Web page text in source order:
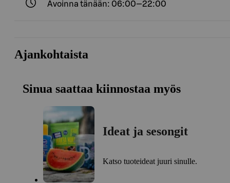
Avoinna tänään: 06:00—22:00
Ajankohtaista
Sinua saattaa kiinnostaa myös
Ideat ja sesongit
Katso tuoteideat juuri sinulle.